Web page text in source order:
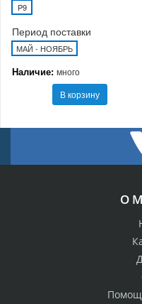
P9
Период поставки
МАЙ - НОЯБРЬ
Наличие: много
В корзину
О